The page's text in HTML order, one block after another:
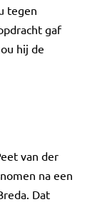
tegen
gaf
hij de
van der
na een
Dat